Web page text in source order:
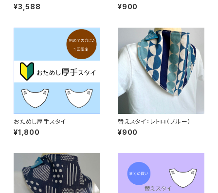
¥3,588 ¥900
おためし厚手スタイ
¥1,800
替えスタイ：レトロ（ブルー）
¥900